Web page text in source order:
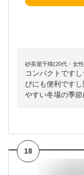
砂茶屋千晴(20代・女
コンパクトです
びにも便利です
やすい冬場の季節
18